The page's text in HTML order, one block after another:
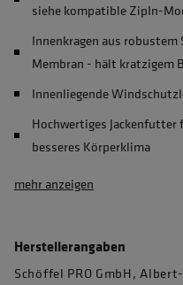
siehe kompatible ZipIn-
Innenkragen aus
Membran - hält kratzigem
Innenliegende
Hochwertiges
besseres Körperklima
mehr anzeigen
Herstellerangaben
Schöffel PRO GmbH,